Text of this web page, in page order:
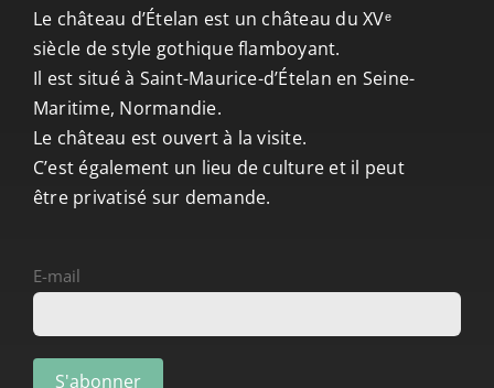
Le château d’Ételan est un château du XVᵉ
siècle de style gothique flamboyant.
Il est situé à Saint-Maurice-d’Ételan en Seine-
Maritime, Normandie.
Le château est ouvert à la visite.
C’est également un lieu de culture et il peut
être privatisé sur demande.
E-mail